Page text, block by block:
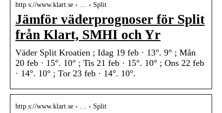
http s://www.klart.se › … › Split
Jämför väderprognoser för Split
från Klart, SMHI och Yr
Väder Split Kroatien ; Idag 19 feb · 13°. 9° ; Mån
20 feb · 15°. 10° ; Tis 21 feb · 15°. 10° ; Ons 22 feb
· 14°. 10° ; Tor 23 feb · 14°. 10°.
http s://www.klart.se › … › Split